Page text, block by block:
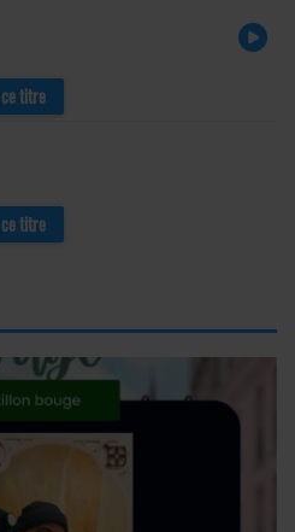
titre
titre